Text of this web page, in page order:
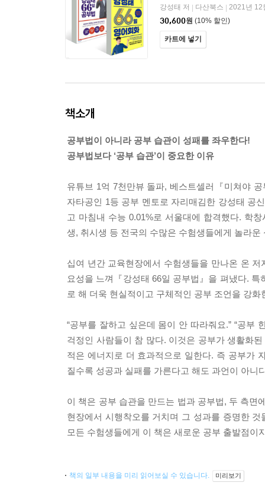
강성태 저 다산북스
2021년 12
30,600원 (10% 할인)
카트에 넣기
책소개
공부법이 아니라 공부 습관이 성패를 좌우한다!
공부법보다 ‘공부 습관’이 중요한 이유
유튜브 1억 7천만뷰 돌파, 베스트셀러『미쳐야
자타공인 1등 공부 멘토로 자리매김한 강성태 공
고 마침내 수능 0.01%로 서울대에 합격했다. 학
생, 취시생 등 전국의 수많은 수험생들에게 놀라운
십여 년간 교육현장에서 수험생들을 만나온 온
요성을 느껴『강성태 66일 공부법』을 펴냈다.
로 해 더욱 현실적이고 구체적인 공부 조언을 강화
“공부를 잘하고 싶은데 몸이 안 따라줘요.” “공부
걱정인 사람들이 참 많다. 이것은 공부가 생활화
적은 에너지로 더 효과적으로 일한다. 즉 공부가
질수록 성공과 실패를 가른다고 해도 과언이 아니
이 책은 공부 습관을 만드는 법과 공부법, 두 측면
현장에서 시행착오를 거치며 그 성과를 증명한
모든 수험생들에게 이 책은 새로운 공부 출발점이
책의 일부 내용을 미리 읽어보실 수 있습니다. 미리보기